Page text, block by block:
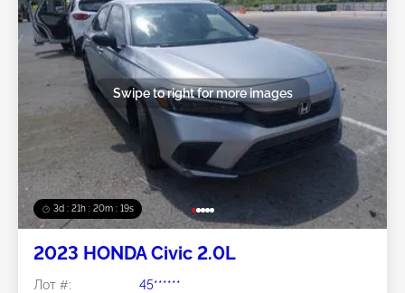
3d : 21h : 20m : 15s
Swipe to right for more images
2023 HONDA Civic 2.0L
Лот #:
45******